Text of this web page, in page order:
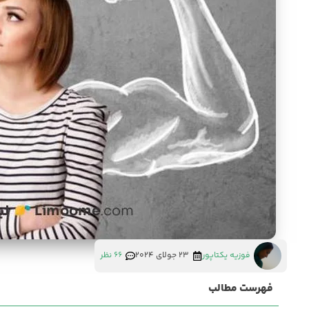
فوزیه یکتاپور 23 جولای 2024 66 نظر
فهرست مطالب